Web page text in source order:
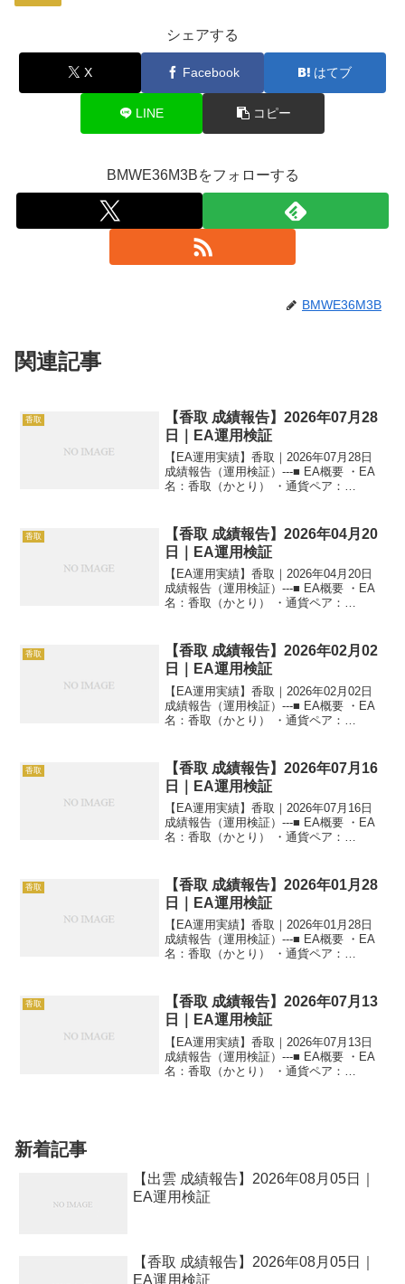
シェアする
X Facebook はてブ
LINE コピー
BMWE36M3Bをフォローする
BMWE36M3B
関連記事
香取
【香取 成績報告】2026年07月28
日｜EA運用検証
【EA運用実績】香取｜2026年07月28日
成績報告（運用検証）---■ EA概要 ・EA
名：香取（かとり） ・通貨ペア：
稼働 ---■ 本日の運用成績...
香取
【香取 成績報告】2026年04月20
日｜EA運用検証
【EA運用実績】香取｜2026年04月20日
成績報告（運用検証）---■ EA概要 ・EA
名：香取（かとり） ・通貨ペア：
稼働 ---■ 本日の運用成績...
香取
【香取 成績報告】2026年02月02
日｜EA運用検証
【EA運用実績】香取｜2026年02月02日
成績報告（運用検証）---■ EA概要 ・EA
名：香取（かとり） ・通貨ペア：
稼働 ---■ 本日の運用成績...
香取
【香取 成績報告】2026年07月16
日｜EA運用検証
【EA運用実績】香取｜2026年07月16日
成績報告（運用検証）---■ EA概要 ・EA
名：香取（かとり） ・通貨ペア：
稼働 ---■ 本日の運用成績...
香取
【香取 成績報告】2026年01月28
日｜EA運用検証
【EA運用実績】香取｜2026年01月28日
成績報告（運用検証）---■ EA概要 ・EA
名：香取（かとり） ・通貨ペア：
稼働 ---■ 本日の運用成績...
香取
【香取 成績報告】2026年07月13
日｜EA運用検証
【EA運用実績】香取｜2026年07月13日
成績報告（運用検証）---■ EA概要 ・EA
名：香取（かとり） ・通貨ペア：
新着記事
【出雲 成績報告】2026年08月05日｜
EA運用検証
【香取 成績報告】2026年08月05日｜
EA運用検証